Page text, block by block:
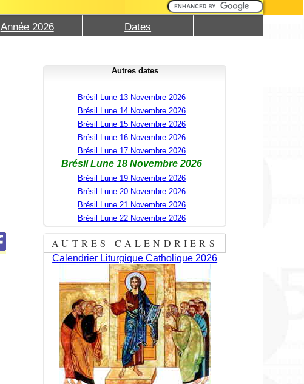
Année 2026 Dates
Autres dates
Brésil Lune 13 Novembre 2026
Brésil Lune 14 Novembre 2026
Brésil Lune 15 Novembre 2026
Brésil Lune 16 Novembre 2026
Brésil Lune 17 Novembre 2026
Brésil Lune 18 Novembre 2026
Brésil Lune 19 Novembre 2026
Brésil Lune 20 Novembre 2026
Brésil Lune 21 Novembre 2026
Brésil Lune 22 Novembre 2026
AUTRES CALENDRIERS
Calendrier Liturgique Catholique 2026